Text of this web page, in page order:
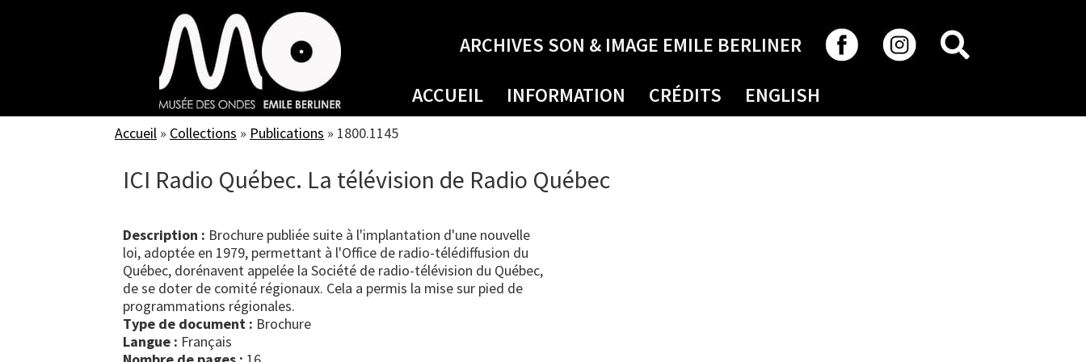
ARCHIVES SON & IMAGE EMILE BERLINER
ACCUEIL INFORMATION CRÉDITS ENGLISH
Accueil » Collections » Publications » 1800.1145
ICI Radio Québec. La télévision de Radio Québec
Description : Brochure publiée suite à l'implantation d'une nouvelle
loi, adoptée en 1979, permettant à l'Office de radio-télédiffusion du
Québec, dorénavent appelée la Société de radio-télévision du Québec,
de se doter de comité régionaux. Cela a permis la mise sur pied de
programmations régionales.
Type de document :
brochure
Langue : Français